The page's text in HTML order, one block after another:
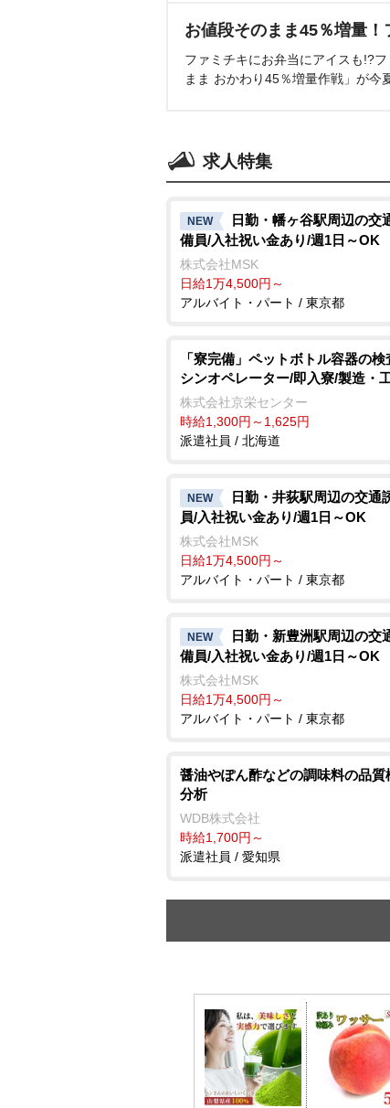
お値段そのまま45％増量
ファミチキにお弁当にアイスも!?
まま おかわり45％増量作戦」が今
求人特集
NEW
日勤・幡ヶ谷駅周辺の交
備員/入社祝い金あり/週1日～OK
株式会社MSK
日給1万4,500円～
アルバイト・パート / 東京都
「寮完備」ペットボトル容器の
シンオペレーター/即入寮/製造・
株式会社京栄センター
時給1,300円～1,625円
派遣社員 / 北海道
NEW
日勤・井荻駅周辺の交通
員/入社祝い金あり/週1日～OK
株式会社MSK
日給1万4,500円～
アルバイト・パート / 東京都
NEW
日勤・新豊洲駅周辺の交
備員/入社祝い金あり/週1日～OK
株式会社MSK
日給1万4,500円～
アルバイト・パート / 東京都
醤油やぽん酢などの調味料の品質
分析
WDB株式会社
時給1,700円～
派遣社員 / 愛知県